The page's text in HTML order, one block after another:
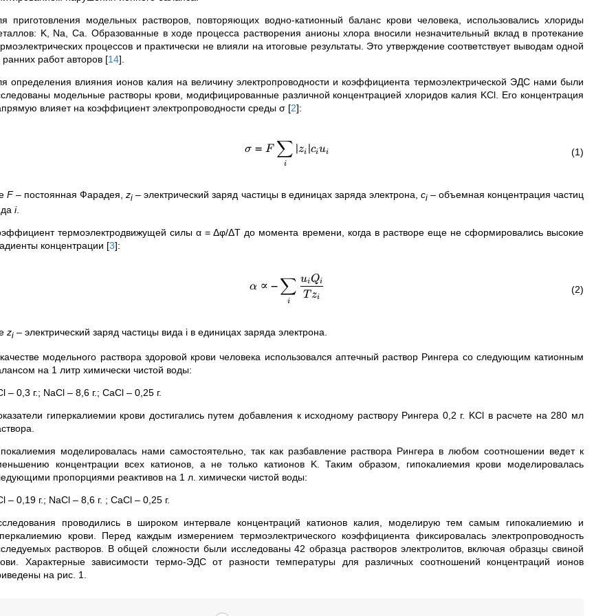
приготовления модельных растворов, повторяющих водно-катионный баланс крови человека, использовались хлориды
K, Na, Ca. Образованные в ходе процесса растворения анионы хлора вносили незначительный вклад в протекание
процессов и практически не влияли на итоговые результаты. Это утверждение соответствует выводам одной
ранних работ авторов [14].
определения влияния ионов калия на величину электропроводности и коэффициента термоэлектрической ЭДС нами были
модельные растворы крови, модифицированные различной концентрацией хлоридов калия KCl. Его концентрация
влияет на коэффициент электропроводности среды σ [2]:
σ = F
i
∑ ∣zi ∣ciui (1)
F– постоянная Фарадея,zi – электрический заряд частицы в единицах заряда электрона, сi– объемная концентрация частиц
i.
термоэлектродвижущей силы α = Δφ/ΔT до момента времени, когда в растворе еще не сформировались высокие
концентрации [3]:
α ∝ −
i
∑ T zi
uiQi
(2)
zi – электрический заряд частицы вида i в единицах заряда электрона.
модельного раствора здоровой крови человека использовался аптечный раствор Рингера со следующим катионным
на 1 литр химически чистой воды:
– 0,3 г.; NaCl – 8,6 г.; CaCl – 0,25 г.
гиперкалиемии крови достигались путем добавления к исходному раствору Рингера 0,2 г. KCl в расчете на 280 мл
моделировалась нами самостоятельно, так как разбавление раствора Рингера в любом соотношении ведет к
концентрации всех катионов, а не только катионов K. Таким образом, гипокалиемия крови моделировалась
пропорциями реактивов на 1 л. химически чистой воды:
– 0,19 г.; NaCl – 8,6 г. ; CaCl – 0,25 г.
проводились в широком интервале концентраций катионов калия, моделирую тем самым гипокалиемию и
крови. Перед каждым измерением термоэлектрического коэффициента фиксировалась электропроводность
растворов. В общей сложности были исследованы 42 образца растворов электролитов, включая образцы свиной
Характерные зависимости термо-ЭДС от разности температуры для различных соотношений концентраций ионов
на рис. 1.